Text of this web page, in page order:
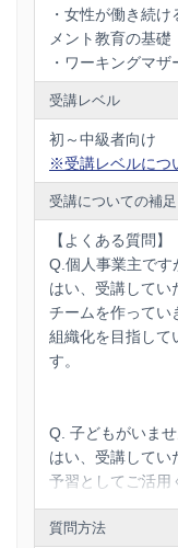
目標設定
・自分達が目指す共
・仕事復帰に向け
まとめ
・女性が働き続
メント教育の基礎
・ワーキングマ
受講レベル
初～中級者向け
※受講レベルにつ
受講についての補足
【よくある質問】
Q.個人事業主です
はい、受講してい
チームを作ってい
組織化を目指して
す。
Q. 子どもがいま
はい、受講してい
予習としてご活用
質問方法